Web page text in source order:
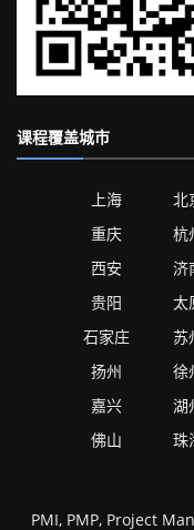
课程覆盖城市
上海 北
重庆
杭
西安
济
贵阳
太
石家庄
苏
扬州
徐
嘉兴
湖
佛山
珠
PMI, PMP, Project